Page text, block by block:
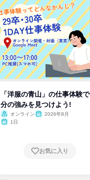
「洋服の青山」の仕事体験
分の強みを見つけよう!
オンライン
2026年8月
1日
お気に入り